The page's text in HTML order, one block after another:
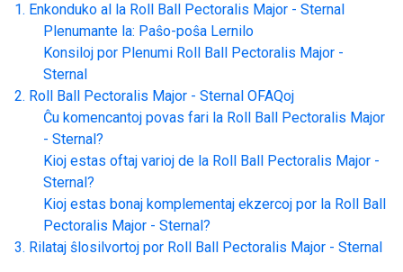
Enkonduko al la Roll Ball Pectoralis Major - Sternal
Plenumante la: Paŝo-poŝa Lernilo
Konsiloj por Plenumi Roll Ball Pectoralis Major -
Sternal
Roll Ball Pectoralis Major - Sternal OFAQoj
Ĉu komencantoj povas fari la Roll Ball Pectoralis Major
- Sternal?
Kioj estas oftaj varioj de la Roll Ball Pectoralis Major -
Sternal?
Kioj estas bonaj komplementaj ekzercoj por la Roll Ball
Pectoralis Major - Sternal?
Rilataj ŝlosilvortoj por Roll Ball Pectoralis Major - Sternal